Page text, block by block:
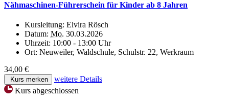
Nähmaschinen-Führerschein für Kinder ab 8 Jahren
Kursleitung: Elvira Rösch
Datum: Mo. 30.03.2026
Uhrzeit: 10:00 - 13:00 Uhr
Ort: Neuweiler, Waldschule, Schulstr. 22, Werkraum
34,00 €
Kurs merken
weitere Details
Kurs abgeschlossen